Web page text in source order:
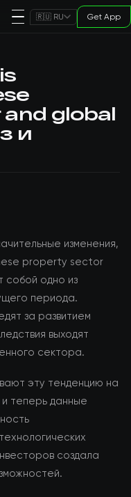
🇷🇺 RU Get App
global
и
изменения,
property sector
собой одно из
периода.
за развитием
выходят
сектора.
эту тенденцию на
теперь данные
создала